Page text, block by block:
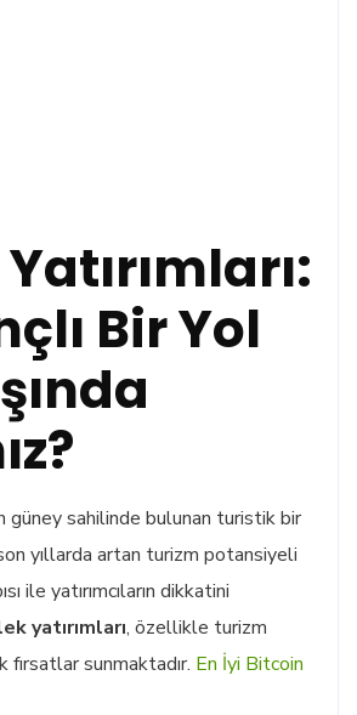
Bir Yol
güney sahilinde bulunan turistik bir
yıllarda artan turizm potansiyeli
ile yatırımcıların dikkatini
yatırımları, özellikle turizm
sunmaktadır. En İyi Bitcoin